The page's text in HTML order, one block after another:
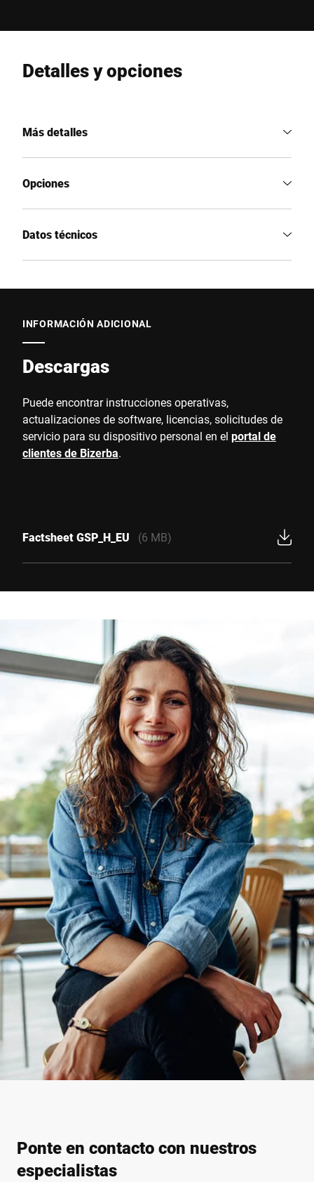
Detalles y opciones
Más detalles
Opciones
Datos técnicos
INFORMACIÓN ADICIONAL
Descargas
Puede encontrar instrucciones operativas,
actualizaciones de software, licencias, solicitudes de
servicio para su dispositivo personal en el portal de
clientes de Bizerba.
Factsheet GSP_H_EU (6 MB)
Ponte en contacto con nuestros
especialistas